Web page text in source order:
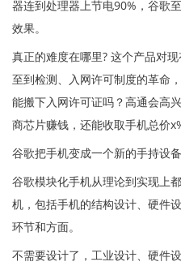
器连到处理器上节电90%，谷歌
效果。
真正的难度在哪里? 这个产品对
至到检测、入网许可制度的革命
能搬下入网许可证吗？高通会高
商芯片赚钱，还能收取手机总价
谷歌把手机变成一个新的手持设备
谷歌模块化手机从理论到实现上
机，包括手机的结构设计、硬件
环节和方面。
不需要设计了，工业设计、硬件